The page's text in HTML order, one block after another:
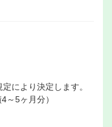
により決定します。
～5ヶ月分）